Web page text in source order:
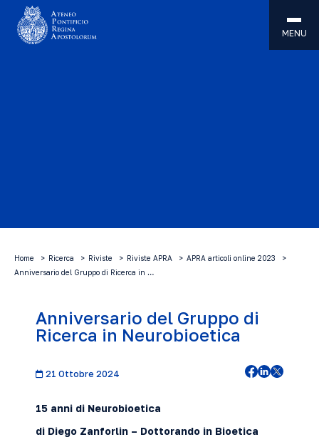
MENU
Home Ricerca Riviste Riviste APRA
APRA articoli online 2023
Anniversario del Gruppo di Ricerca in …
Anniversario del Gruppo di
Ricerca in Neurobioetica
21 Ottobre 2024
15 anni di Neurobioetica
di Diego Zanforlin – Dottorando in Bioetica